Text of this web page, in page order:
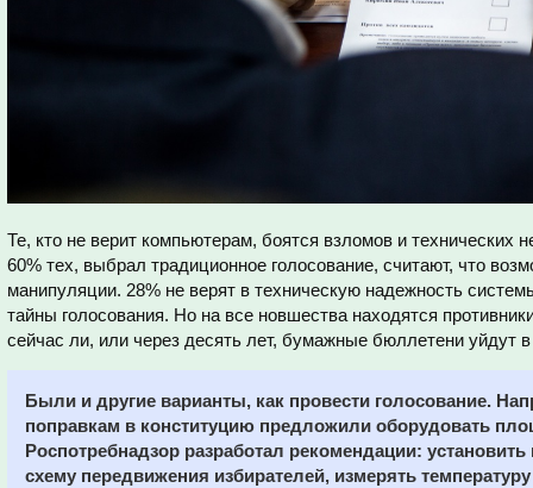
Те, кто не верит компьютерам, боятся взломов и
60% тех, выбрал традиционное голосование, считают, что
манипуляции. 28% не верят в техническую надежность
тайны голосования. Но на все новшества находятся
сейчас ли, или через десять лет, бумажные бюллетени уйдут
Были и другие варианты, как провести голосование.
поправкам в конституцию предложили оборудовать
Роспотребнадзор разработал рекомендации:
схему передвижения избирателей, измерять